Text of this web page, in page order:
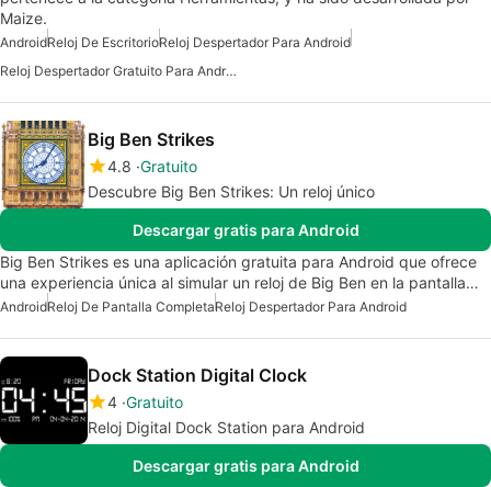
Maize.
AndroidReloj De EscritorioReloj Despertador Para Android
Reloj Despertador Gratuito Para Android
Big Ben Strikes
4.8 Gratuito
Descubre Big Ben Strikes: Un reloj único
Descargar gratis para Android
Big Ben Strikes es una aplicación gratuita para Android que ofrece
una experiencia única al simular un reloj de Big Ben en la pantalla…
AndroidReloj De Pantalla CompletaReloj Despertador Para Android
Dock Station Digital Clock
4 Gratuito
Reloj Digital Dock Station para Android
Descargar gratis para Android